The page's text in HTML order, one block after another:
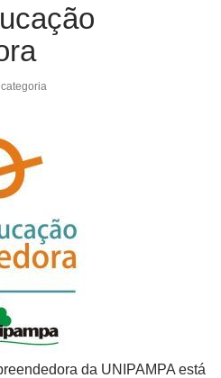
da UNIPAMPA está